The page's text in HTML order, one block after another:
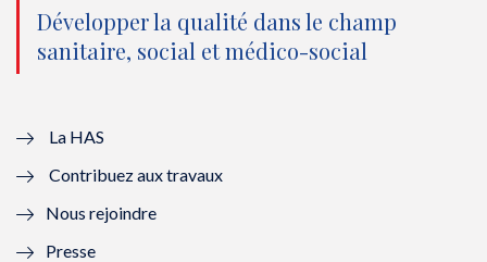
o
u
l
l
n
o
e
o
u
n
o
Développer la qualité dans le champ
sanitaire, social et médico-social
La HAS
Contribuez aux travaux
Nous rejoindre
Presse